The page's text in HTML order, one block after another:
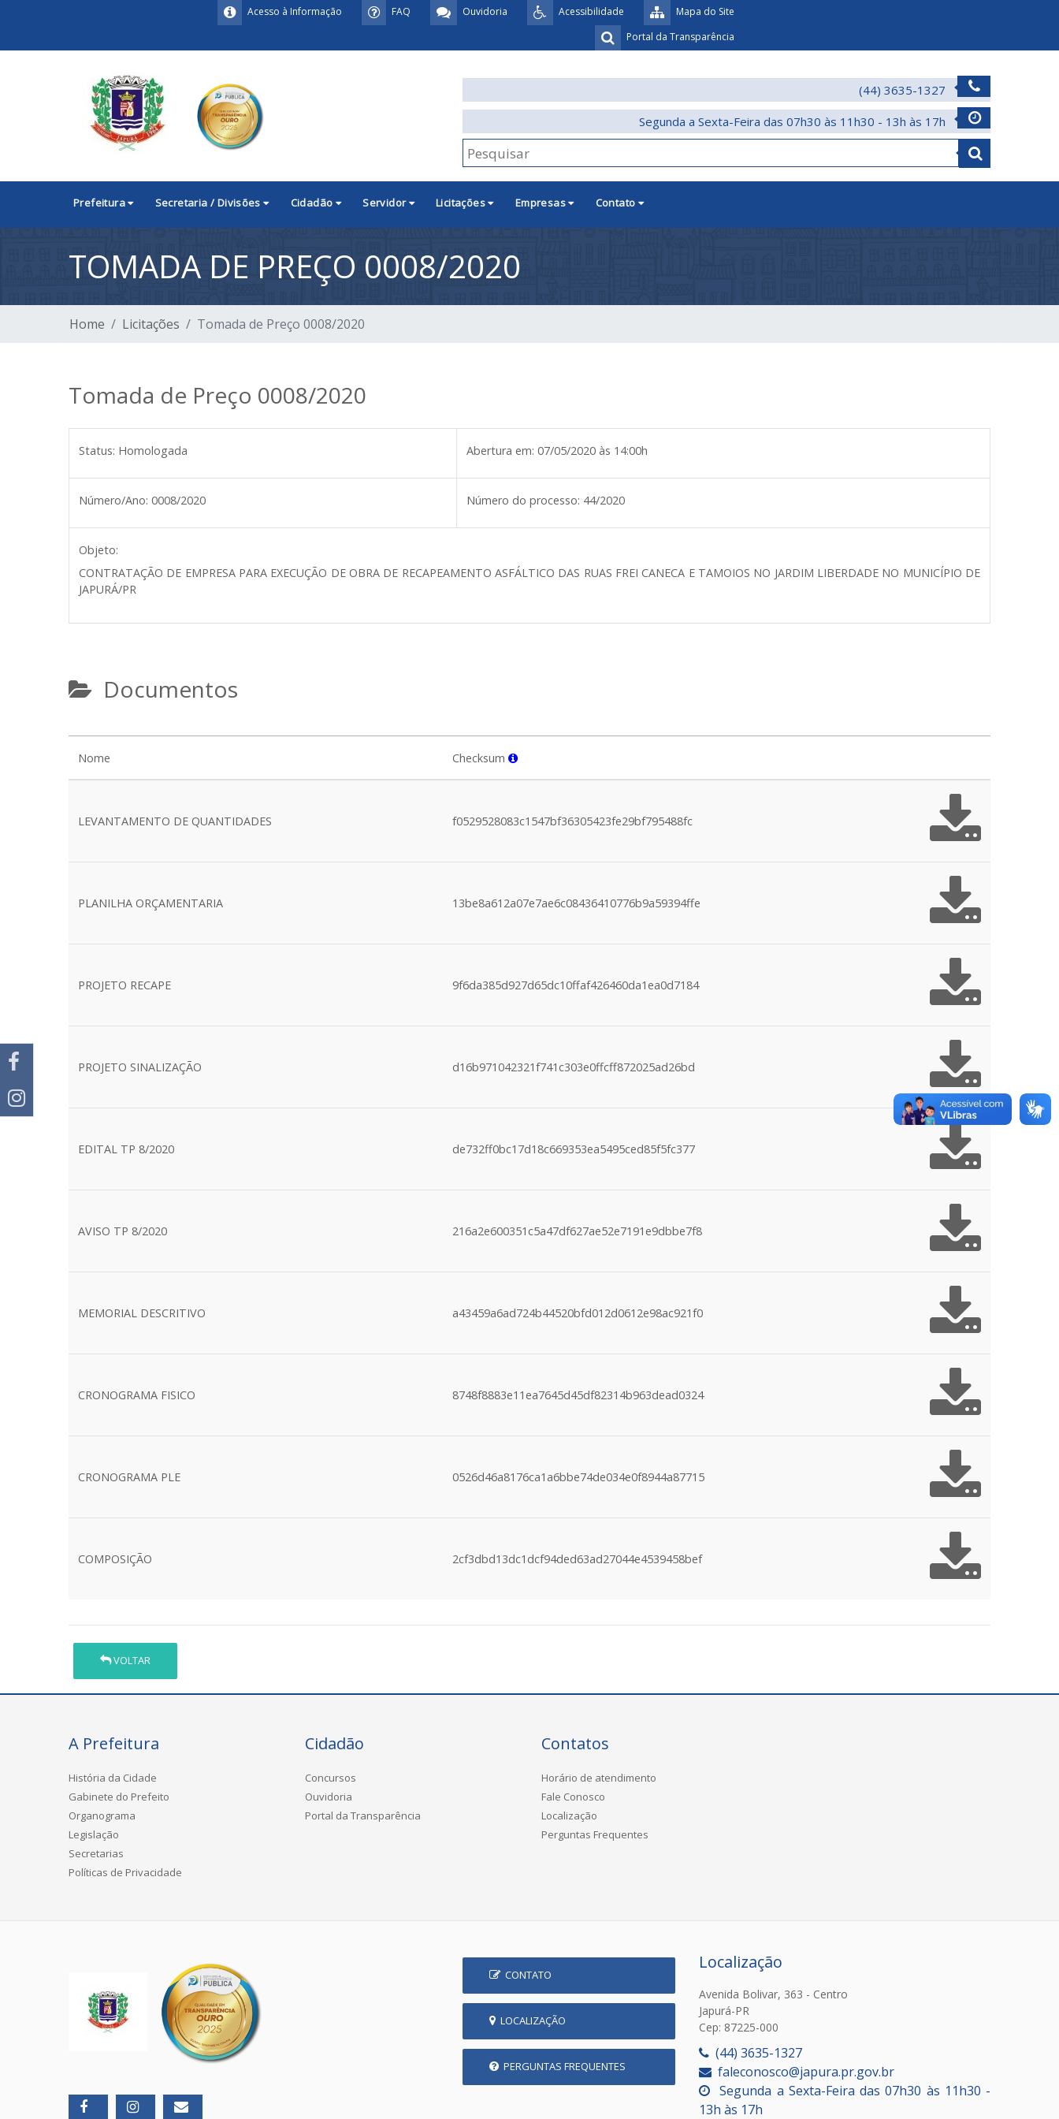
Mapa do Site
Acessibilidade
Ouvidoria
FAQ
Acesso à Informação
Portal da Transparência
(44) 3635-1327
Segunda a Sexta-Feira das 07h30 às 11h30 - 13h às 17h
Prefeitura Secretaria / Divisões Cidadão Servidor Licitações Empresas Contato
TOMADA DE PREÇO 0008/2020
Home Licitações Tomada de Preço 0008/2020
Tomada de Preço 0008/2020
Status: Homologada Abertura em: 07/05/2020 às 14:00h
Número/Ano: 0008/2020 Número do processo: 44/2020
Objeto:
CONTRATAÇÃO DE EMPRESA PARA EXECUÇÃO DE OBRA DE RECAPEAMENTO ASFÁLTICO DAS RUAS FREI CANECA E TAMOIOS NO JARDIM LIBERDADE NO MUNICÍPIO DE
JAPURÁ/PR
Documentos
Nome Checksum
LEVANTAMENTO DE QUANTIDADES f0529528083c1547bf36305423fe29bf795488fc
PLANILHA ORÇAMENTARIA 13be8a612a07e7ae6c08436410776b9a59394ffe
PROJETO RECAPE 9f6da385d927d65dc10ffaf426460da1ea0d7184
PROJETO SINALIZAÇÃO d16b971042321f741c303e0ffcff872025ad26bd
EDITAL TP 8/2020 de732ff0bc17d18c669353ea5495ced85f5fc377
AVISO TP 8/2020 216a2e600351c5a47df627ae52e7191e9dbbe7f8
MEMORIAL DESCRITIVO a43459a6ad724b44520bfd012d0612e98ac921f0
CRONOGRAMA FISICO 8748f8883e11ea7645d45df82314b963dead0324
CRONOGRAMA PLE 0526d46a8176ca1a6bbe74de034e0f8944a87715
COMPOSIÇÃO 2cf3dbd13dc1dcf94ded63ad27044e4539458bef
VOLTAR
A Prefeitura
História da Cidade
Gabinete do Prefeito
Organograma
Legislação
Secretarias
Políticas de Privacidade
Cidadão
Concursos
Ouvidoria
Portal da Transparência
Contatos
Horário de atendimento
Fale Conosco
Localização
Perguntas Frequentes
CONTATO
LOCALIZAÇÃO
PERGUNTAS FREQUENTES
Localização
Avenida Bolivar, 363 - Centro
Japurá-PR
Cep: 87225-000
(44) 3635-1327
faleconosco@japura.pr.gov.br
Segunda a Sexta-Feira das 07h30 às 11h30 -
13h às 17h